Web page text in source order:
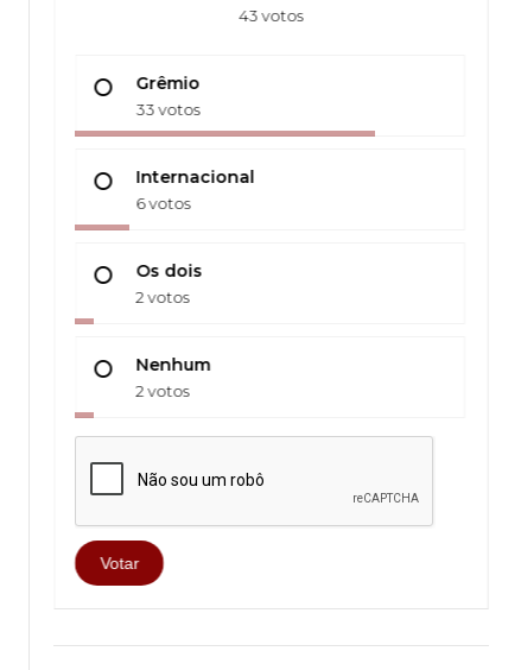
43 votos
Grêmio
33 votos
Internacional
6 votos
Os dois
2 votos
Nenhum
2 votos
Votar